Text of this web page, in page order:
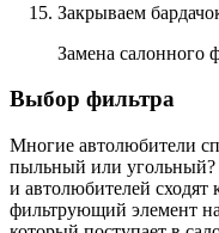
Закрываем
Замена салонного
Выбор фильтра
Многие автолюбители
пыльный или угольный?
и автолюбителей
фильтрующий элемент